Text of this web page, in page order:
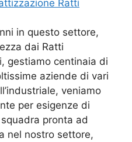
Ratti
in questo settore,
dai Ratti
gestiamo centinaia di
aziende di vari
veniamo
per esigenze di
pronta ad
nel nostro settore,